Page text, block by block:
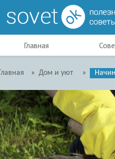
Главная
Главная » Дом и уют »